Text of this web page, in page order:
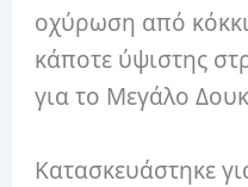
οχύρωση από
κάποτε ύψιστης
για το Μεγάλο
Κατασκευάστηκε